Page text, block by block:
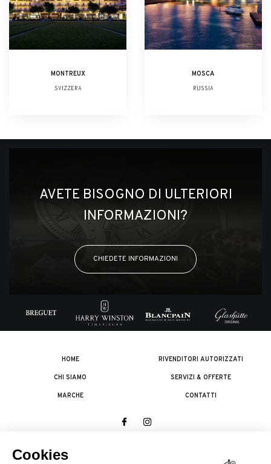
MONTREUX
SVIZZERA
MOSCA
RUSSIA
AVETE BISOGNO DI ULTERIORI
INFORMAZIONI?
CHIEDETE INFORMAZIONI
HOME
CHI SIAMO
MARCHE
RIVENDITORI AUTORIZZATI
SERVIZI & OFFERTE
CONTATTI